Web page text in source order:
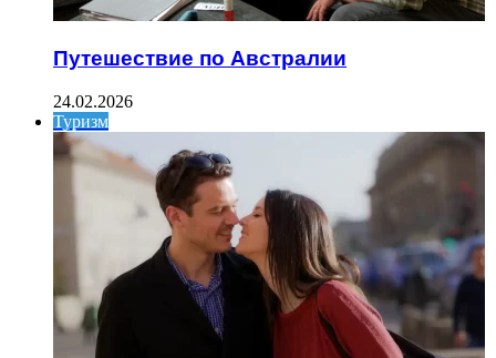
Путешествие по Австралии
24.02.2026
Туризм